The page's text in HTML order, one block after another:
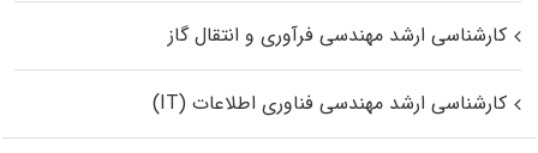
کارشناسی ارشد مهندسی فرآوری و انتقال گاز
کارشناسی ارشد مهندسی فناوری اطلاعات (IT)